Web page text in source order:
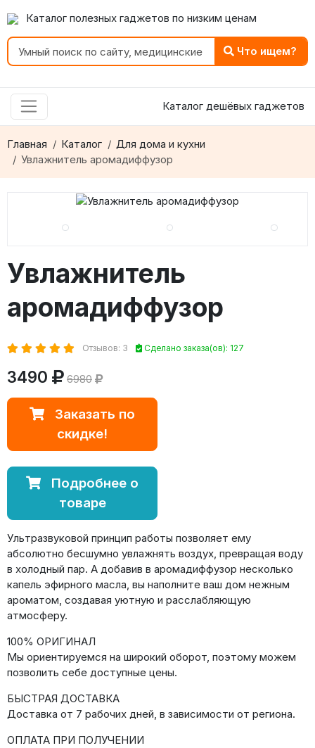
Каталог полезных гаджетов по низким ценам
Что ищем?
Каталог дешёвых гаджетов
Главная Каталог
Для дома и кухни
Увлажнитель аромадиффузор
Увлажнитель
аромадиффузор
Отзывов: 3 Сделано заказа(ов): 127
3490 6980
Заказать по
скидке!
Подробнее о
товаре
Ультразвуковой принцип работы позволяет ему
абсолютно бесшумно увлажнять воздух, превращая воду
в холодный пар. А добавив в аромадиффузор несколько
капель эфирного масла, вы наполните ваш дом нежным
ароматом, создавая уютную и расслабляющую
атмосферу.
100% ОРИГИНАЛ
Мы ориентируемся на широкий оборот, поэтому можем
позволить себе доступные цены.
БЫСТРАЯ ДОСТАВКА
Доставка от 7 рабочих дней, в зависимости от региона.
ОПЛАТА ПРИ ПОЛУЧЕНИИ